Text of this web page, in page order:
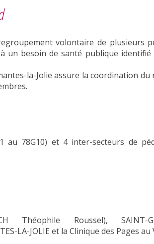
volontaire de plusieurs
un besoin de santé publique
la-Jolie assure la coordination du
au 78G10) et 4 inter-secteurs de
Roussel), SAINT-
LA-JOLIE et la Clinique des Pages au